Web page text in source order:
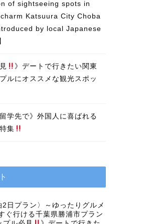
of sightseeing spots in
Katsuura City Choba
by local Japanese
》デートで行きたい関東
ルにオススメな観光スポッ
学先で》外国人に喜ばれる
集
2日プラン〉～ゆったりグルメ
ぐ行ける千葉県勝浦市プラン